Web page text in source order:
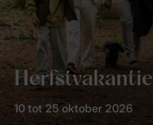
Herfstvakantie
10 tot 25 oktober 2026